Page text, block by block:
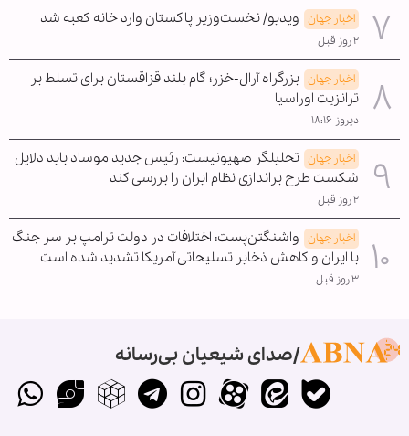
اخبار جهان ویدیو/ نخست‌وزیر پاکستان وارد خانه کعبه شد
۲ روز قبل
اخبار جهان بزرگراه آرال-خزر؛ گام بلند قزاقستان برای تسلط بر
ترانزیت اوراسیا
دیروز ۱۸:۱۶
اخبار جهان تحلیلگر صهیونیست: رئیس جدید موساد باید دلایل
شکست طرح براندازی نظام ایران را بررسی کند
۲ روز قبل
اخبار جهان واشنگتن‌پست: اختلافات در دولت ترامپ بر سر جنگ
با ایران و کاهش ذخایر تسلیحاتی آمریکا تشدید شده است
۳ روز قبل
صدای شیعیان بی‌رسانه